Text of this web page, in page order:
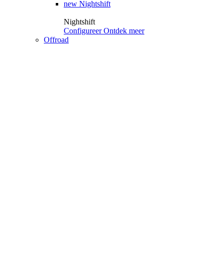
new Nightshift
Nightshift
Configureer Ontdek meer
Offroad